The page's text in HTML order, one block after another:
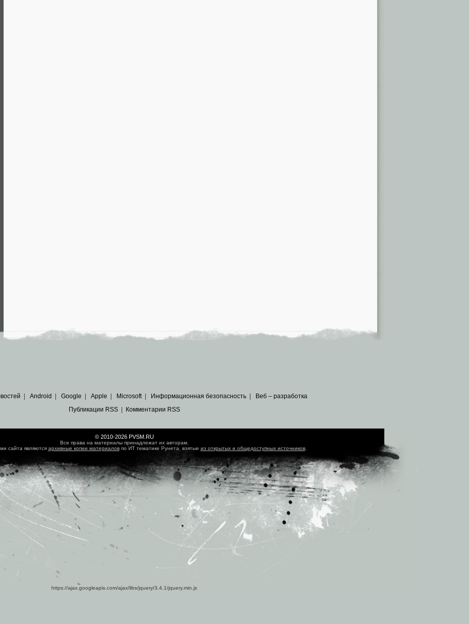
Android Google Apple Microsoft| Информационная безопасность
Веб – разработка
Публикации RSS| Комментарии RSS
© 2010-2026 PVSM.RU
Все права на материалы принадлежат их авторам.
сайта являются архивные копии материаловпо ИТ тематике Рунета, взятые из открытых и общедоступных источников.
https://ajax.googleapis.com/ajax/libs/jquery/3.4.1/jquery.min.js